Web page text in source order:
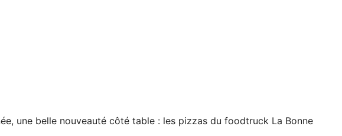
une belle nouveauté côté table : les pizzas du foodtruck La Bonne